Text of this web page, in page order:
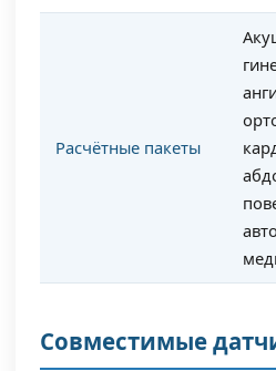
Расчётные пакеты
Совместимые